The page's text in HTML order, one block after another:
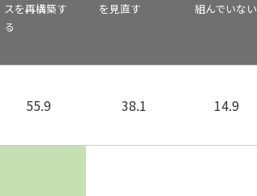
スを再構築す
る
を見直す
組んでいない
55.9 38.1 14.9